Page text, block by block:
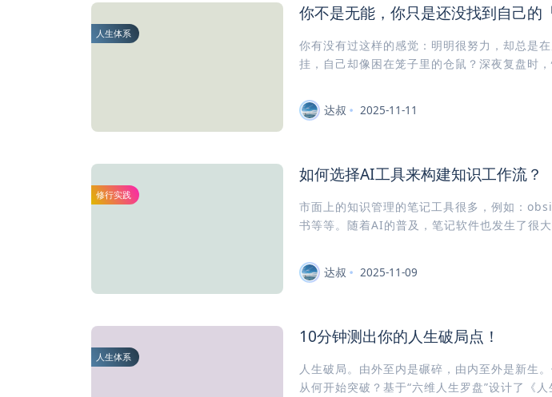
人生体系
你不是无能，你只是还没找到自己的
你有没有过这样的感觉：明明很努力，却总是
挂，自己却像困在笼子里的仓鼠？深夜复盘时
达叔 2025-11-11
修行实践
如何选择AI工具来构建知识工作流？
市面上的知识管理的笔记工具很多，例如：
书等等。随着AI的普及，笔记软件也发生了很
达叔 2025-11-09
人生体系
10分钟测出你的人生破局点！
人生破局。由外至内是碾碎，由内至外是新生
从何开始突破？基于“六维人生罗盘”设计了《